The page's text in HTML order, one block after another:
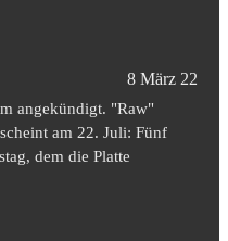
8 März 22
angekündigt. "Raw"
am 22. Juli: Fünf
dem die Platte